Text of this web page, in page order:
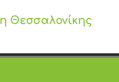
Θεσσαλονίκης